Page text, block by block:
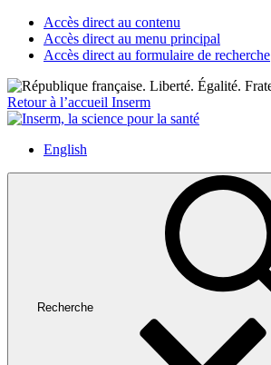
Accès direct au contenu
Accès direct au menu principal
Accès direct au formulaire de recherche
Retour à l’accueil Inserm
English
Recherche